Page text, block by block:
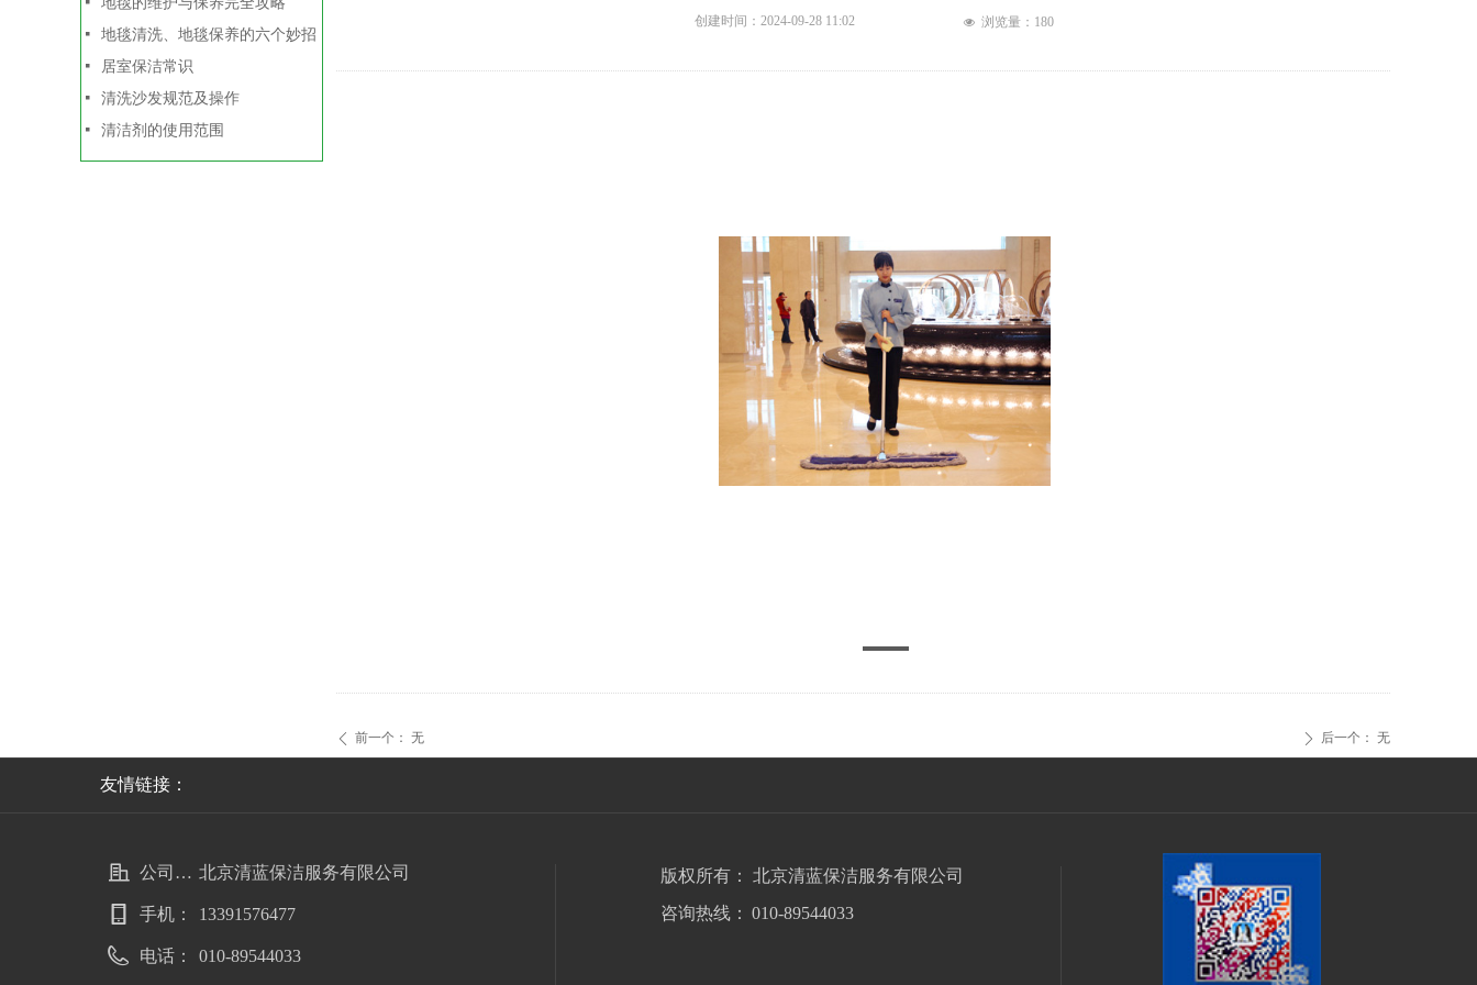
ꄴ 前一个： 无 ꄲ 后一个： 无
创建时间： 2024-09-28 11:02 넶 浏览量： 180
넷 地毯清洗、地毯保养的六个妙招
넷 居室保洁常识
넷 清洗沙发规范及操作
넷 清洁剂的使用范围
友情链接：
公司名称： 北京清蓝保洁服务有限公司
手机： 13391576477
电话： 010-89544033
版权所有：
北京清蓝保洁服务有限公司
咨询热线： 010-89544033